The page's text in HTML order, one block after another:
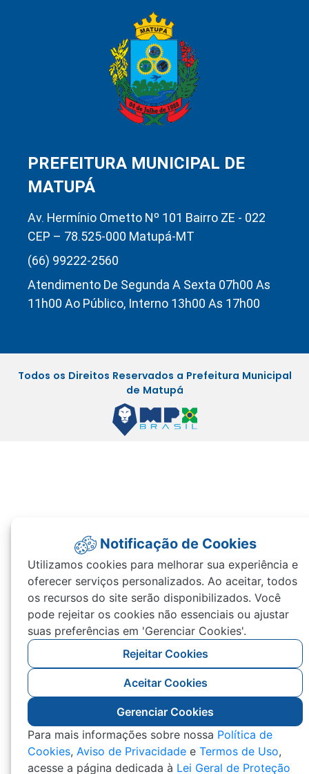
PREFEITURA MUNICIPAL DE
MATUPÁ
Av. Hermínio Ometto Nº 101 Bairro ZE - 022
CEP – 78.525-000 Matupá-MT
(66) 99222-2560
Atendimento De Segunda A Sexta 07h00 As
11h00 Ao Público, Interno 13h00 As 17h00
Todos os Direitos Reservados a Prefeitura Municipal
de Matupá
Notificação de Cookies
Utilizamos cookies para melhorar sua experiência e
oferecer serviços personalizados. Ao aceitar, todos
os recursos do site serão disponibilizados. Você
pode rejeitar os cookies não essenciais ou ajustar
suas preferências em 'Gerenciar Cookies'.
Rejeitar Cookies
Aceitar Cookies
Gerenciar Cookies
Para mais informações sobre nossa Política de
Cookies, Aviso de Privacidade e Termos de Uso,
acesse a página dedicada à Lei Geral de Proteção